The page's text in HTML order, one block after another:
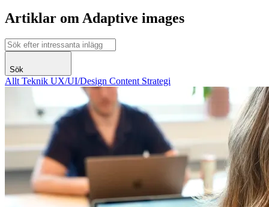
Artiklar om Adaptive images
Sök
Allt Teknik UX/UI/Design Content Strategi